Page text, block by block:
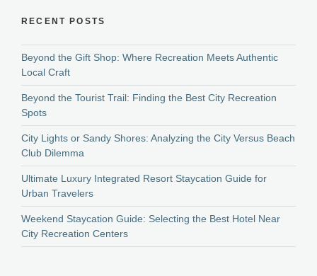
RECENT POSTS
Beyond the Gift Shop: Where Recreation Meets Authentic
Local Craft
Beyond the Tourist Trail: Finding the Best City Recreation
Spots
City Lights or Sandy Shores: Analyzing the City Versus Beach
Club Dilemma
Ultimate Luxury Integrated Resort Staycation Guide for
Urban Travelers
Weekend Staycation Guide: Selecting the Best Hotel Near
City Recreation Centers